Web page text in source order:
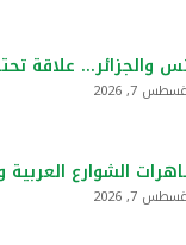
والجزائر… علاقة
7, 2026
الشوارع العربية
7, 2026